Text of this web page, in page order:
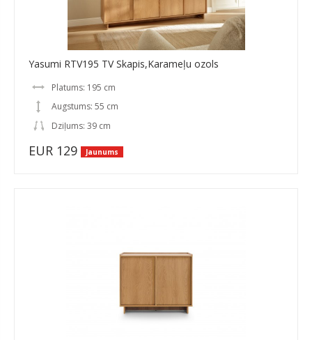
Yasumi RTV195 TV Skapis,Karameļu ozols
Platums: 195 cm
Augstums: 55 cm
Dziļums: 39 cm
EUR 129 Jaunums